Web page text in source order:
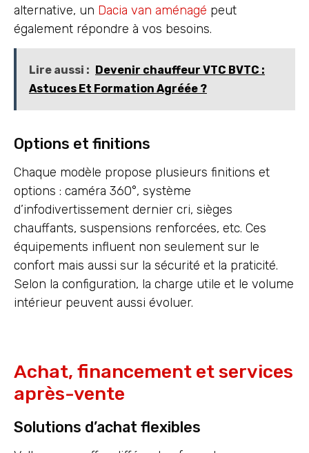
alternative, un Dacia van aménagé peut
également répondre à vos besoins.
Lire aussi : Devenir chauffeur VTC BVTC :
Astuces Et Formation Agréée ?
Options et finitions
Chaque modèle propose plusieurs finitions et
options : caméra 360°, système
d’infodivertissement dernier cri, sièges
chauffants, suspensions renforcées, etc. Ces
équipements influent non seulement sur le
confort mais aussi sur la sécurité et la praticité.
Selon la configuration, la charge utile et le volume
intérieur peuvent aussi évoluer.
Achat, financement et services
après-vente
Solutions d’achat flexibles